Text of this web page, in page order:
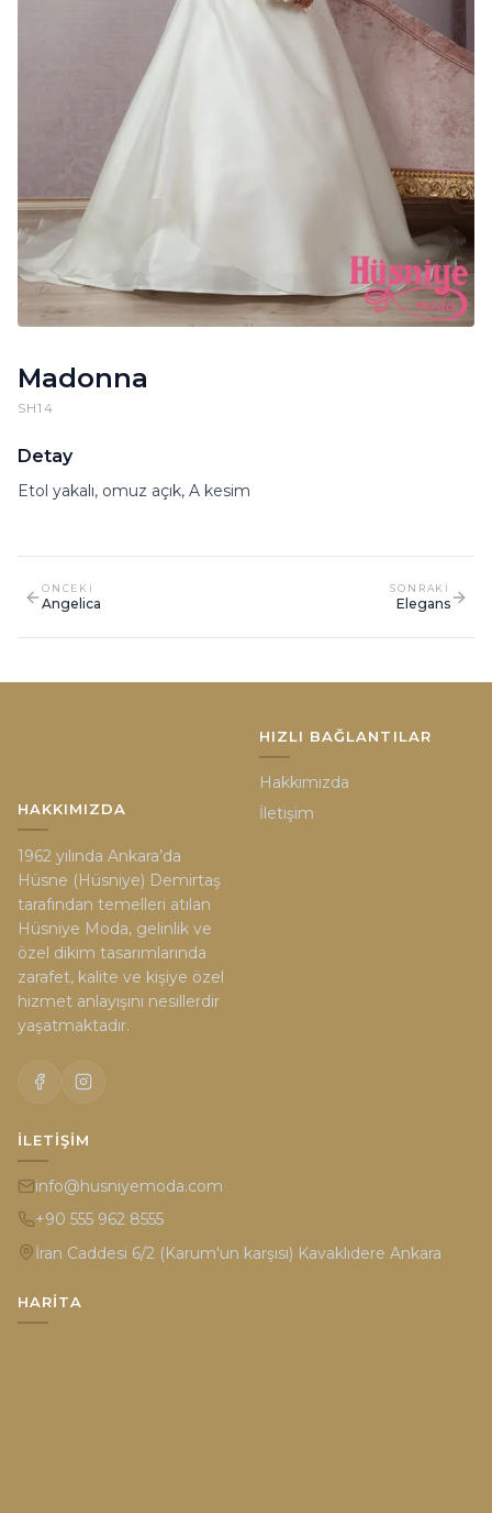
Madonna
SH14
Detay
Etol yakalı, omuz açık, A kesim
ONCEKI
Angelica
SONRAKI
Elegans
HAKKIMIZDA
1962 yılında Ankara’da
Hüsne (Hüsniye) Demirtaş
tarafından temelleri atılan
Hüsniye Moda, gelinlik ve
özel dikim tasarımlarında
zarafet, kalite ve kişiye özel
hizmet anlayışını nesillerdir
yaşatmaktadır.
HIZLI BAĞLANTILAR
Hakkımızda
İletişim
İLETIŞIM
info@husniyemoda.com
+90 555 962 8555
İran Caddesi 6/2 (Karum'un karşısı) Kavaklıdere Ankara
HARITA